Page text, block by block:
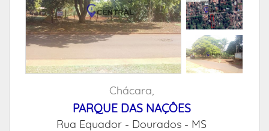
Chácara,
PARQUE DAS NAÇÔES
Rua Equador - Dourados - MS